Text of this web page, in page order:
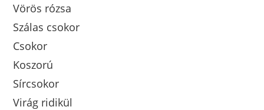
Vörös rózsa
Szálas csokor
Csokor
Koszorú
Sírcsokor
Virág ridikül